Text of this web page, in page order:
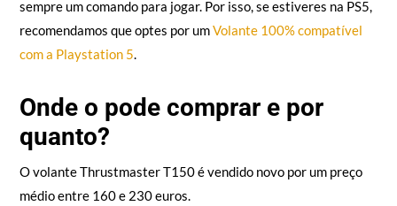
sempre um comando para jogar. Por isso, se estiveres na PS5,
recomendamos que optes por umVolante 100% compatível
com a Playstation 5.
Onde o pode comprar e por
quanto?
O volante Thrustmaster T150 é vendido novo por um preço
médio entre 160 e 230 euros.